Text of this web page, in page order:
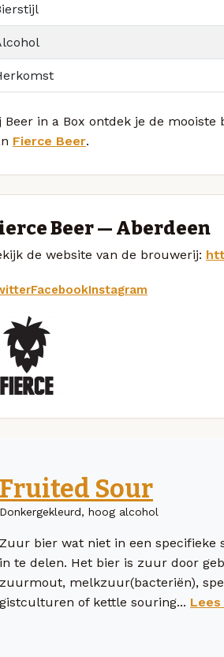
Beer in a Box ontdek je de
Fierce Beer.
Beer — Aberdeen
de website van de brouwerij:
FacebookInstagram
Fruited Sour
Donkergekleurd, hoog alcohol
Zuur bier wat niet in een specifieke
in te delen. Het bier is zuur door
zuurmout, melkzuur(bacteriën),
gistculturen of kettle souring...